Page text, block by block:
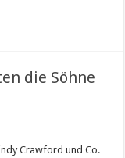
die Söhne
Crawford und Co.